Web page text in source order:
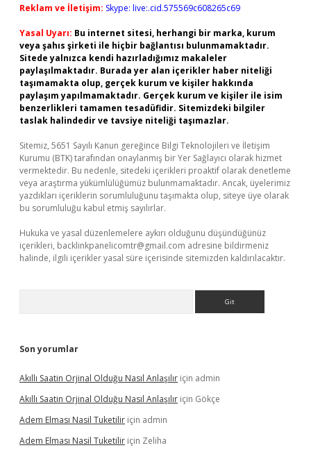
Reklam ve İletişim: Skype: live:.cid.575569c608265c69
Yasal Uyarı: Bu internet sitesi, herhangi bir marka, kurum
veya şahıs şirketi ile hiçbir bağlantısı bulunmamaktadır.
Sitede yalnızca kendi hazırladığımız makaleler
paylaşılmaktadır. Burada yer alan içerikler haber niteliği
taşımamakta olup, gerçek kurum ve kişiler hakkında
paylaşım yapılmamaktadır. Gerçek kurum ve kişiler ile isim
benzerlikleri tamamen tesadüfidir. Sitemizdeki bilgiler
taslak halindedir ve tavsiye niteliği taşımazlar.
Sitemiz, 5651 Sayılı Kanun gereğince Bilgi Teknolojileri ve İletişim
Kurumu (BTK) tarafından onaylanmış bir Yer Sağlayıcı olarak hizmet
vermektedir. Bu nedenle, sitedeki içerikleri proaktif olarak denetleme
veya araştırma yükümlülüğümüz bulunmamaktadır. Ancak, üyelerimiz
yazdıkları içeriklerin sorumluluğunu taşımakta olup, siteye üye olarak
bu sorumluluğu kabul etmiş sayılırlar.
Hukuka ve yasal düzenlemelere aykırı olduğunu düşündüğünüz
içerikleri, backlinkpanelicomtr@gmail.com adresine bildirmeniz
halinde, ilgili içerikler yasal süre içerisinde sitemizden kaldırılacaktır.
Son yorumlar
Akıllı Saatin Orjinal Olduğu Nasıl Anlaşılır için admin
Akıllı Saatin Orjinal Olduğu Nasıl Anlaşılır için Gökçe
Adem Elması Nasil Tuketilir için admin
Adem Elması Nasil Tuketilir için Zeliha